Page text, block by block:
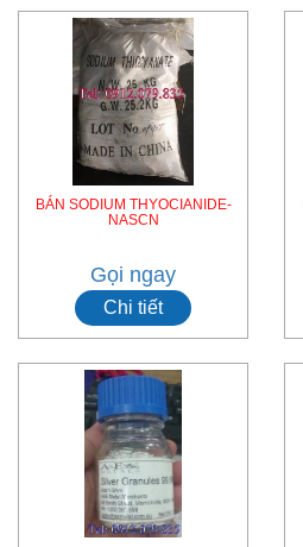
BÁN SODIUM THYOCIANIDE-
NASCN
Gọi ngay
Chi tiết